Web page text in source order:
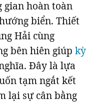
gian hoàn toàn
biển. Thiết
Hải cùng
bên hiên giúp kỳ
Đây là lựa
tạm ngắt kết
lại sự cân bằng